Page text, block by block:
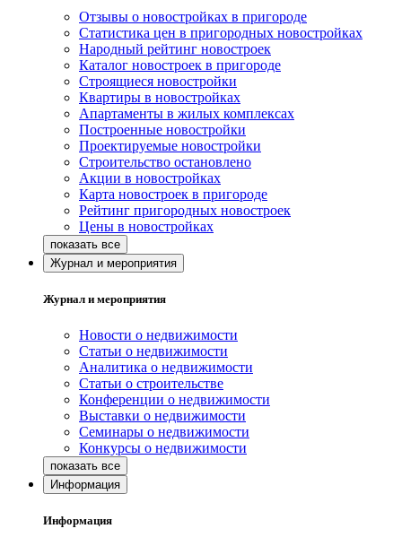
Отзывы о новостройках в пригороде
Статистика цен в пригородных новостройках
Народный рейтинг новостроек
Каталог новостроек в пригороде
Строящиеся новостройки
Квартиры в новостройках
Апартаменты в жилых комплексах
Построенные новостройки
Проектируемые новостройки
Строительство остановлено
Акции в новостройках
Карта новостроек в пригороде
Рейтинг пригородных новостроек
Цены в новостройках
Журнал и мероприятия
Журнал и мероприятия
Новости о недвижимости
Статьи о недвижимости
Аналитика о недвижимости
Статьи о строительстве
Конференции о недвижимости
Выставки о недвижимости
Семинары о недвижимости
Конкурсы о недвижимости
Информация
Информация